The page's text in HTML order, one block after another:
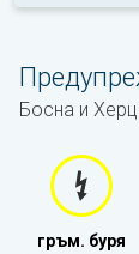
Босна и
гръм. буря